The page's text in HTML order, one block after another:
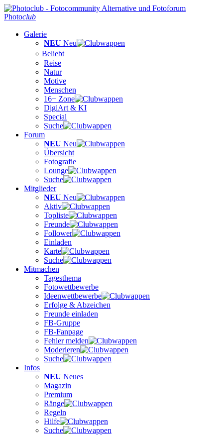
Photoclub
Galerie
NEU Neu
Beliebt
Reise
Natur
Motive
Menschen
16+ Zone
DigiArt & KI
Special
Suche
Forum
NEU Neu
Übersicht
Fotografie
Lounge
Suche
Mitglieder
NEU Neu
Aktiv
Topliste
Freunde
Follower
Einladen
Karte
Suche
Mitmachen
Tagesthema
Fotowettbewerbe
Ideenwettbewerbe
Erfolge & Abzeichen
Freunde einladen
FB-Gruppe
FB-Fanpage
Fehler melden
Moderieren
Suche
Infos
NEU Neues
Magazin
Premium
Ränge
Regeln
Hilfe
Suche